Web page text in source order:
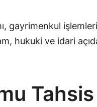
gayrimenkul
hukuki ve idari